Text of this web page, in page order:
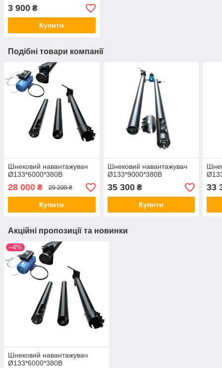
3 900 ₴
Купити
Подібні товари компанії
Шнековий навантажувач
Ø133*6000*380В
28 000 ₴ 29 200 ₴
Купити
Шнековий навантажувач
Ø133*9000*380В
35 300₴
Купити
33
Акційні пропозиції та новинки
–4%
Шнековий навантажувач
Ø133*6000*380В